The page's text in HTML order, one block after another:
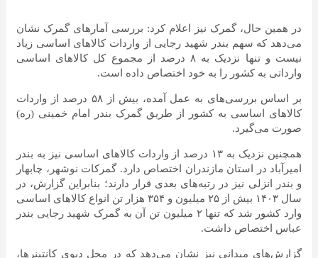
در همین حال، گمرک نیز اعلام کرد: بررسی آمار‌های گمرک نشان
می‌دهد که سهم بندر شهید رجایی از واردات کالا‌های اساسی زیاد
نیست و تنها نزدیک به ۸ درصد از مجموع کل کالا‌های اساسی
وارداتی به کشور را به خود اختصاص داده است.
بر اساس بررسی‌های به عمل آمده، بیش از ۵۸ درصد از واردات
کالا‌های اساسی به کشور از طریق گمرک بندر امام خمینی (ره)
صورت می‌گیرد.
همچنین نزدیک به ۱۳ درصد از واردات کالا‌های اساسی نیز به بندر
امیرآباد در استان مازندران اختصاص دارد. گمرکات نوشهر، چابهار
و بندر انزلی نیز در رتبه‌های بعدی قرار دارند؛ بنابراین گزارش، در
سال ۱۴۰۳ بیش از ۲۵ میلیون و ۳۵۴ هزار تن انواع کالا‌های اساسی
وارد کشور شد که تنها ۲ میلیون تن آن به گمرک شهید رجایی بندر
عباس اختصاص داشت.
گزارش‌های میدانی نیز نشان می‌دهد که در محل دپوی کانتینرها،